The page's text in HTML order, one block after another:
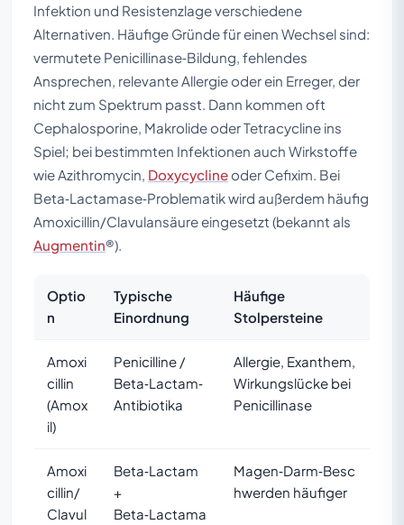
Infektion und Resistenzlage verschiedene
Alternativen. Häufige Gründe für einen Wechsel sind:
vermutete Penicillinase‑Bildung, fehlendes
Ansprechen, relevante Allergie oder ein Erreger, der
nicht zum Spektrum passt. Dann kommen oft
Cephalosporine, Makrolide oder Tetracycline ins
Spiel; bei bestimmten Infektionen auch Wirkstoffe
wie Azithromycin, Doxycycline oder Cefixim. Bei
Beta‑Lactamase‑Problematik wird außerdem häufig
Amoxicillin/Clavulansäure eingesetzt (bekannt als
Augmentin®).
Optio
n
Typische
Einordnung
Häufige
Stolpersteine
Amoxi
cillin
(Amox
il)
Penicilline /
Beta‑Lactam‑
Antibiotika
Allergie, Exanthem,
Wirkungslücke bei
Penicillinase
Amoxi
cillin/
Clavul
Beta‑Lactam
+
Beta‑Lactama
Magen‑Darm‑Besc
hwerden häufiger